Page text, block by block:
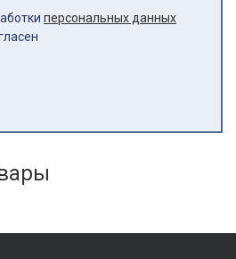
персональных данных